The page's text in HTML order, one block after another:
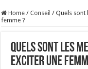
Home / Conseil / Quels sont
femme ?
Quels sont les
exciter une